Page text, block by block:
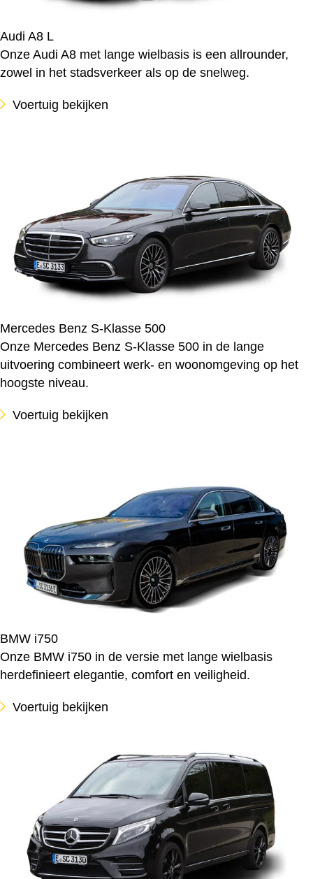
Audi A8 L
Onze Audi A8 met lange wielbasis is een allrounder,
zowel in het stadsverkeer als op de snelweg.
Voertuig bekijken
Mercedes Benz S-Klasse 500
Onze Mercedes Benz S-Klasse 500 in de lange
uitvoering combineert werk- en woonomgeving op het
hoogste niveau.
Voertuig bekijken
BMW i750
Onze BMW i750 in de versie met lange wielbasis
herdefinieert elegantie, comfort en veiligheid.
Voertuig bekijken